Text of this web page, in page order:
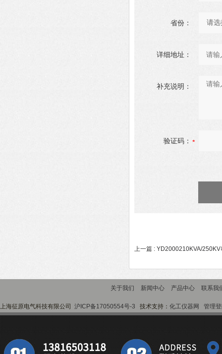
省份：
详细地址：
补充说明：
验证码：
上一篇 : YD2000210KVA/
关于我们 新闻中心 产品中心 联系我
上海征原电气科技有限公司 沪ICP备17050554号-3 技术支持： 化工仪器网 管理